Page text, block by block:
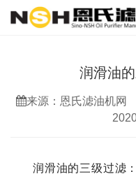
润滑油
来源：恩氏滤油机网
润滑油的三级过滤